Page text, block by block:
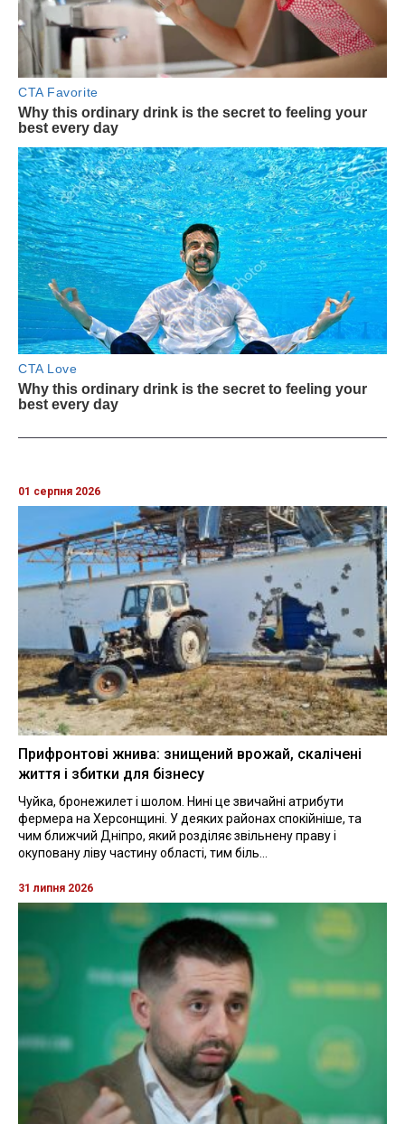
01 серпня 2026
Прифронтові жнива: знищений врожай, скалічені
життя і збитки для бізнесу
Чуйка, бронежилет і шолом. Нині це звичайні атрибути
фермера на Херсонщині. У деяких районах спокійніше, та
чим ближчий Дніпро, який розділяє звільнену праву і
окуповану ліву частину області, тим біль...
31 липня 2026